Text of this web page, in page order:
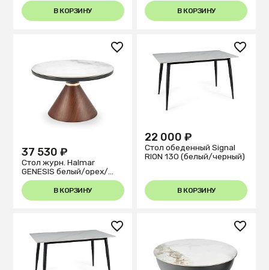
В КОРЗИНУ В КОРЗИНУ
37 530 ₽
Стол журн. Halmar
GENESIS белый/орех/
золот.
В КОРЗИНУ
22 000 ₽
Стол обеденный Signal
RION 130 (белый/черный)
В КОРЗИНУ